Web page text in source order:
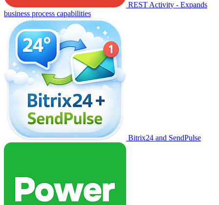
REST Activity - Expands
business process capabilities
Bitrix24 and SendPulse